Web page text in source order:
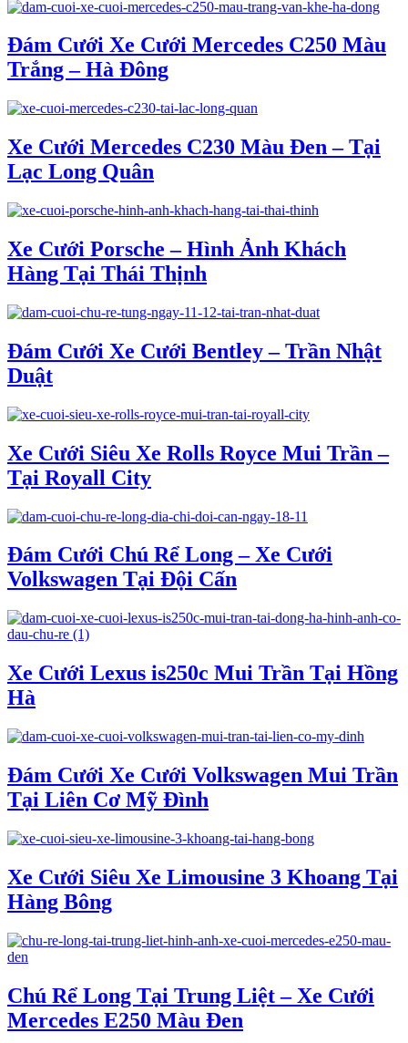
Đám Cưới Xe Cưới Mercedes C250 Màu
Trắng – Hà Đông
Xe Cưới Mercedes C230 Màu Đen – Tại
Lạc Long Quân
Xe Cưới Porsche – Hình Ảnh Khách
Hàng Tại Thái Thịnh
Đám Cưới Xe Cưới Bentley – Trần Nhật
Duật
Xe Cưới Siêu Xe Rolls Royce Mui Trần –
Tại Royall City
Đám Cưới Chú Rể Long – Xe Cưới
Volkswagen Tại Đội Cấn
Xe Cưới Lexus is250c Mui Trần Tại Hồng
Hà
Đám Cưới Xe Cưới Volkswagen Mui Trần
Tại Liên Cơ Mỹ Đình
Xe Cưới Siêu Xe Limousine 3 Khoang Tại
Hàng Bông
Chú Rể Long Tại Trung Liệt – Xe Cưới
Mercedes E250 Màu Đen